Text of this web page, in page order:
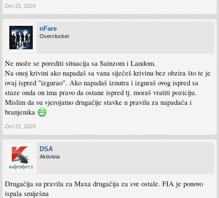
Oct 21, 2024
nFare
Overclocker
Ne može se porediti situacija sa Sainzom i Landom.
Na onoj krivini ako napadaš sa vana siječeš krivinu bez obzira što te je
ovaj ispred "izgurao". Ako napadaš iznutra i izguraš ovog ispred sa
staze onda on ima pravo da ostane ispred tj. moraš vratiti poziciju.
Mislim da su vjerojatno drugačije stavke u pravilu za napadača i
branjenika
Oct 21, 2024
DSA
Aktivista
Drugačija su pravila za Maxa drugačija za sve ostale. FIA je ponovo
ispala smiješna